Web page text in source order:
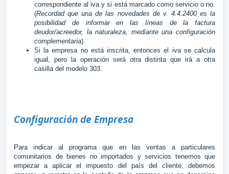
correspondiente al iva y si está marcado como servicio o no.
(Recordad que una de las novedades de v. 4.4.2400 es la
posibilidad de informar en las líneas de la factura
deudor/acreedor, la naturaleza, mediante una configuración
complementaria)
Si la empresa no está inscrita, entonces el iva se calcula
igual, pero la operación será otra distinta que irá a otra
casilla del modelo 303.
Configuración de Empresa
Para indicar al programa que en las ventas a particulares
comunitarios de bienes no importados y servicios tenemos que
empezar a aplicar el impuesto del país del cliente, debemos